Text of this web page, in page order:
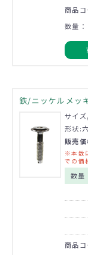
商品
数量：
鉄/ニッケルメッ
サイ
形状:
販売
※本数
での価
数量
商品